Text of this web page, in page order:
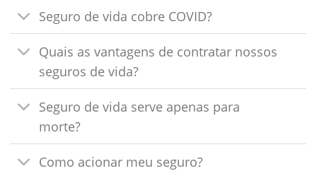
Seguro de vida cobre COVID?
Quais as vantagens de contratar nossos
seguros de vida?
Seguro de vida serve apenas para
morte?
Como acionar meu seguro?